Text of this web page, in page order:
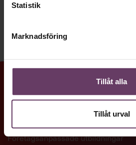
Statistik
Marknadsföring
Tillåt alla
Tillåt urval
Företagsanpassade utbildningar